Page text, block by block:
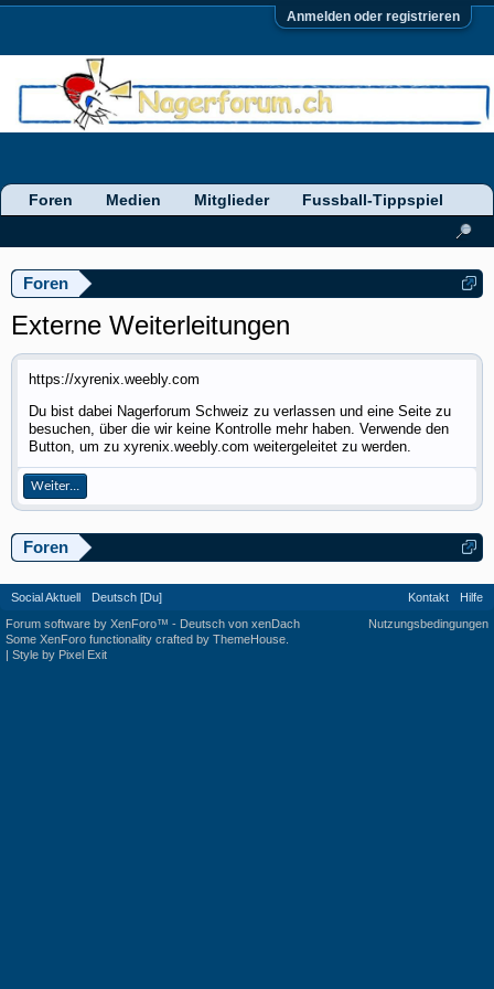
Anmelden oder registrieren
Foren
Externe Weiterleitungen
https://xyrenix.weebly.com
Du bist dabei Nagerforum Schweiz zu verlassen und eine Seite zu
besuchen, über die wir keine Kontrolle mehr haben. Verwende den
Button, um zu xyrenix.weebly.com weitergeleitet zu werden.
Weiter...
Foren
Foren Medien Mitglieder Fussball-Tippspiel
Social Aktuell Deutsch [Du] Kontakt
Hilfe
Nutzungsbedingungen
Forum software by XenForo™ - Deutsch von xenDach
Some XenForo functionality crafted by ThemeHouse
| Style by Pixel Exit